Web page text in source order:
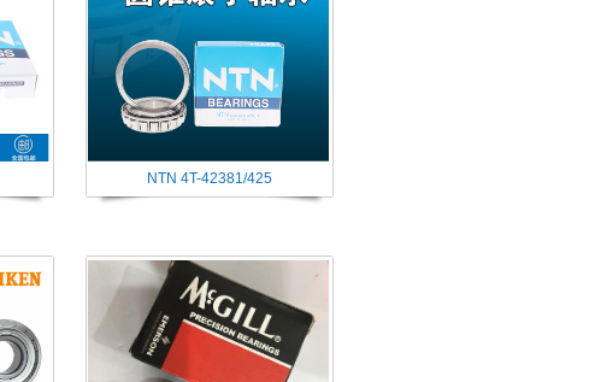
NTN 4T-42381/425